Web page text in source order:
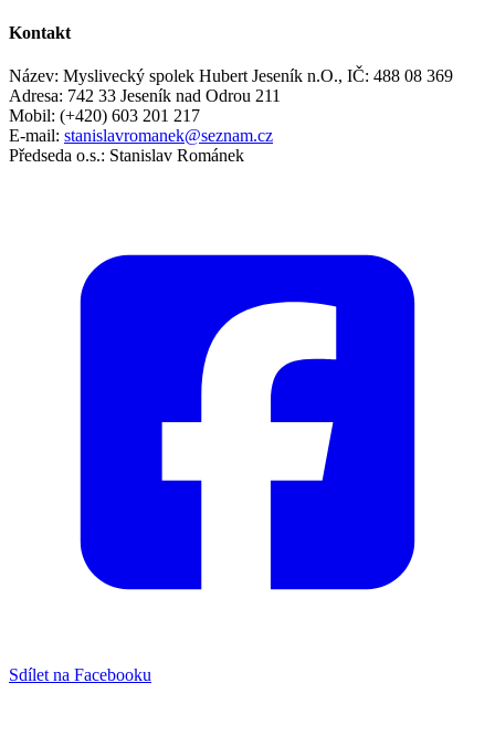
Kontakt
Název: Myslivecký spolek Hubert Jeseník n.O., IČ: 488 08 369
Adresa: 742 33 Jeseník nad Odrou 211
Mobil: (+420) 603 201 217
E-mail: stanislavromanek@seznam.cz
Předseda o.s.: Stanislav Románek
Sdílet na Facebooku